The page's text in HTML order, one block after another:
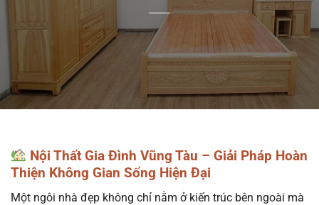
Nội Thất Gia Đình Vũng Tàu – Giải Pháp Hoàn
Thiện Không Gian Sống Hiện Đại
Một ngôi nhà đẹp không chỉ nằm ở kiến trúc bên ngoài mà